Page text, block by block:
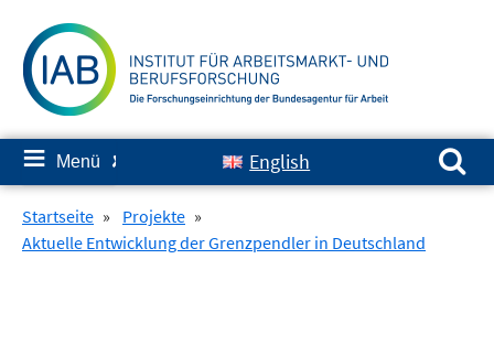
zum
Inhalt
≡ Menü ✘ English
Suchen nach:
Startseite » Projekte »
Aktuelle Entwicklung der Grenzpendler in Deutschland